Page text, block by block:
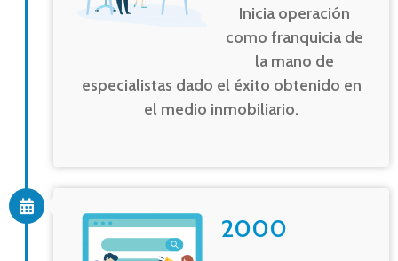
Inicia operación
como franquicia de
la mano de
especialistas dado el éxito obtenido en
el medio inmobiliario.
2000